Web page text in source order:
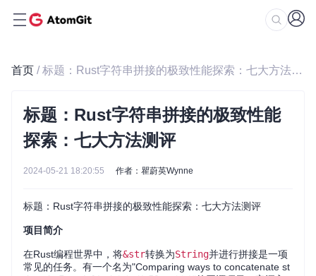
首页 / 标题：Rust字符串拼接的极致性能探索：七大方法测评
标题：Rust字符串拼接的极致性能
探索：七大方法测评
2024-05-21 18:20:55 作者：瞿蔚英Wynne
标题：Rust字符串拼接的极致性能探索：七大方法测评
项目简介
在Rust编程世界中，将&str转换为String并进行拼接是一项
常见的任务。有一个名为"Comparing ways to concatenate st